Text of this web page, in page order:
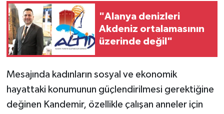
"Alanya denizleri
Akdeniz ortalamasının
üzerinde değil"
Mesajında kadınların sosyal ve ekonomik
hayattaki konumunun güçlendirilmesi gerektiğine
değinen Kandemir, özellikle çalışan anneler için